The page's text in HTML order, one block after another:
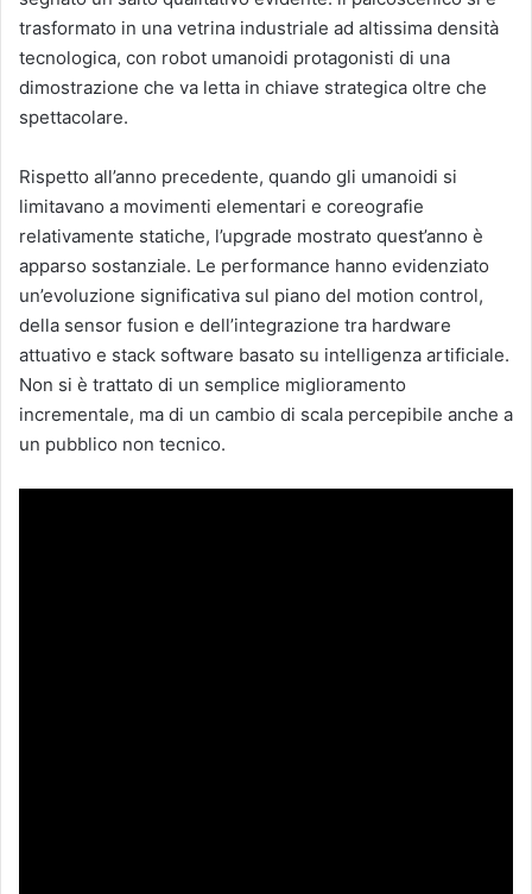
trasformato in una vetrina industriale ad altissima densità
tecnologica, con robot umanoidi protagonisti di una
dimostrazione che va letta in chiave strategica oltre che
spettacolare.
Rispetto all’anno precedente, quando gli umanoidi si
limitavano a movimenti elementari e coreografie
relativamente statiche, l’upgrade mostrato quest’anno è
apparso sostanziale. Le performance hanno evidenziato
un’evoluzione significativa sul piano del motion control,
della sensor fusion e dell’integrazione tra hardware
attuativo e stack software basato su intelligenza artificiale.
Non si è trattato di un semplice miglioramento
incrementale, ma di un cambio di scala percepibile anche a
un pubblico non tecnico.